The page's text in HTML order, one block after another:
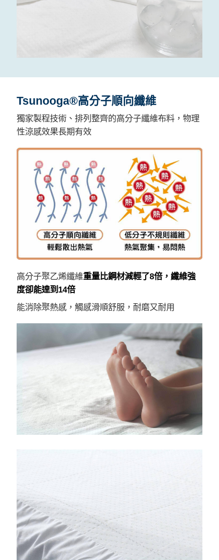
Tsunooga®高分子順向纖維
獨家製程技術、排列整齊的高分子纖維布料，物理
性涼感效果長期有效
高分子聚乙烯纖維重量比鋼材減輕了8倍，纖維強
度卻能達到14倍
能消除聚熱感，觸感滑順舒服，耐磨又耐用